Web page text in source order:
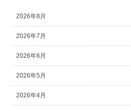
2026年8月
2026年7月
2026年6月
2026年5月
2026年4月